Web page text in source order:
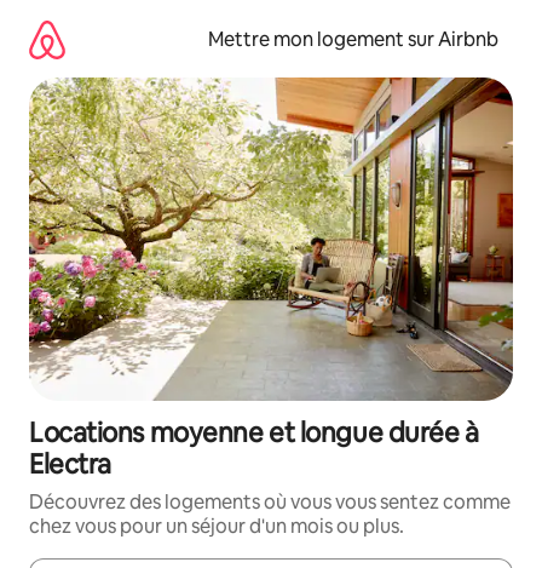
directement
contenu
Mettre mon logement sur Airbnb
Locations moyenne et longue durée à
Electra
Découvrez des logements où vous vous sentez comme
chez vous pour un séjour d'un mois ou plus.